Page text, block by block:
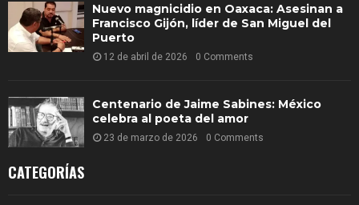
Nuevo magnicidio en Oaxaca: Asesinan a
Francisco Gijón, líder de San Miguel del
Puerto
12 de abril de 2026 0 Comments
Centenario de Jaime Sabines: México
celebra al poeta del amor
23 de marzo de 2026 0 Comments
CATEGORÍAS